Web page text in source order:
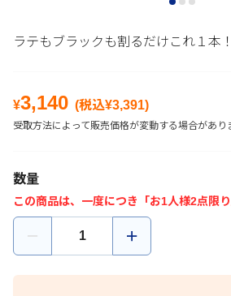
ラテもブラックも割るだけこれ１本！
¥3,140 (税込¥3,391)
受取方法によって販売価格が変動する場合があり
数量
この商品は、一度につき「お1人様2点限り